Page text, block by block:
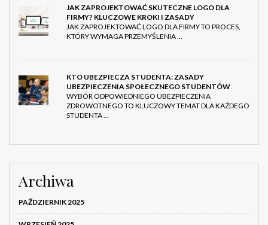
JAK ZAPROJEKTOWAĆ SKUTECZNE LOGO DLA
FIRMY? KLUCZOWE KROKI I ZASADY
JAK ZAPROJEKTOWAĆ LOGO DLA FIRMY TO PROCES,
KTÓRY WYMAGA PRZEMYŚLENIA …
KTO UBEZPIECZA STUDENTA: ZASADY
UBEZPIECZENIA SPOŁECZNEGO STUDENTÓW
WYBÓR ODPOWIEDNIEGO UBEZPIECZENIA
ZDROWOTNEGO TO KLUCZOWY TEMAT DLA KAŻDEGO
STUDENTA …
Archiwa
PAŹDZIERNIK 2025